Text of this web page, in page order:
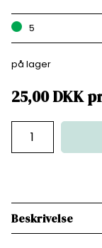
5
på lager
25,00DKK
Beskrivelse